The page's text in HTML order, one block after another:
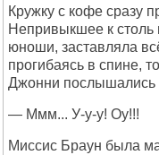
Кружку с кофе сразу
Непривыкшее к столь
юноши, заставляла
прогибаясь в спине,
Джонни послышались
— Ммм... У-у-у! Оу!!!
Миссис Браун была